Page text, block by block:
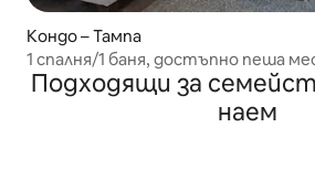
Кондо – Тампа
1 спалня/1 баня, достъпно пеша
престижния квартал „Ибор Сити“
Подходящи за
наем